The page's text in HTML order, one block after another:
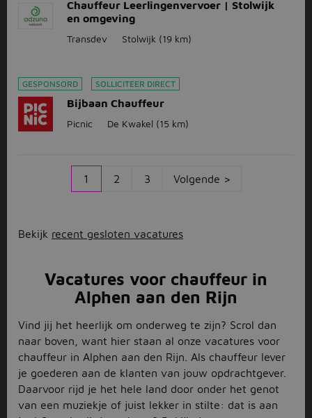
Chauffeur Leerlingenvervoer | Stolwijk
en omgeving
Transdev Stolwijk (19 km)
GESPONSORD SOLLICITEER DIRECT
Bijbaan Chauffeur
Picnic De Kwakel (15 km)
1 2 3 Volgende >
Bekijk recent gesloten vacatures
Vacatures voor chauffeur in
Alphen aan den Rijn
Vind jij het heerlijk om onderweg te zijn? Scrol dan
naar boven, want hier staan al onze vacatures voor
chauffeur in Alphen aan den Rijn. Als chauffeur lever
je goederen aan de klanten van jouw opdrachtgever.
Daarvoor rijd je het hele land door onder het genot
van een muziekje of juist lekker in stilte: dat is aan